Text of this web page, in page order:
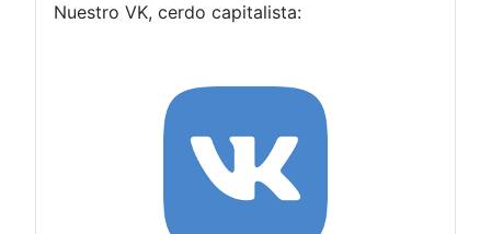
Nuestro VK, cerdo capitalista: